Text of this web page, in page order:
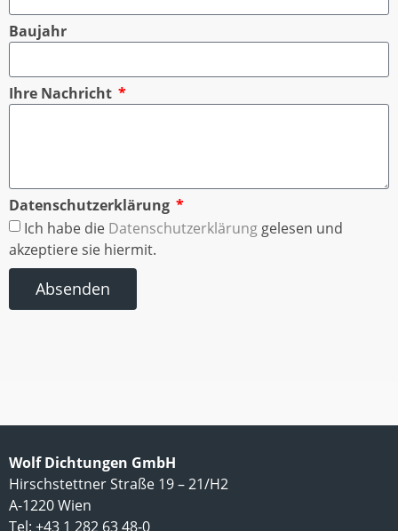
Baujahr
Ihre Nachricht
Datenschutzerklärung
Ich habe die Datenschutzerklärung gelesen und
akzeptiere sie hiermit.
Absenden
Wolf Dichtungen GmbH
Hirschstettner Straße 19 – 21/H2
A-1220 Wien
Tel: +43 1 282 63 48-0